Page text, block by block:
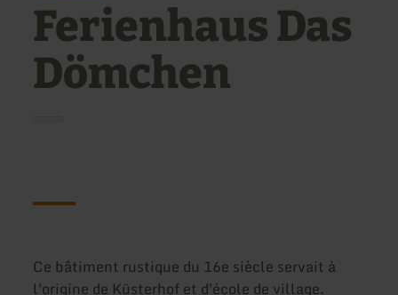
Ferienhaus Das
Dömchen
Ce bâtiment rustique du 16e siècle servait à
l'origine de Küsterhof et d'école de village.